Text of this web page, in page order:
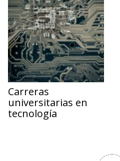
Carreras
universitarias en
tecnología